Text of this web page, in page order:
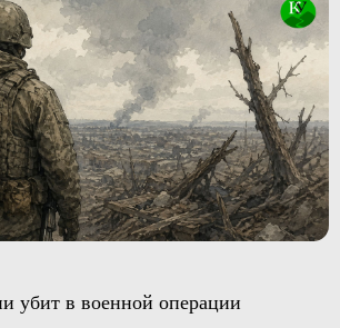
убит в военной операции